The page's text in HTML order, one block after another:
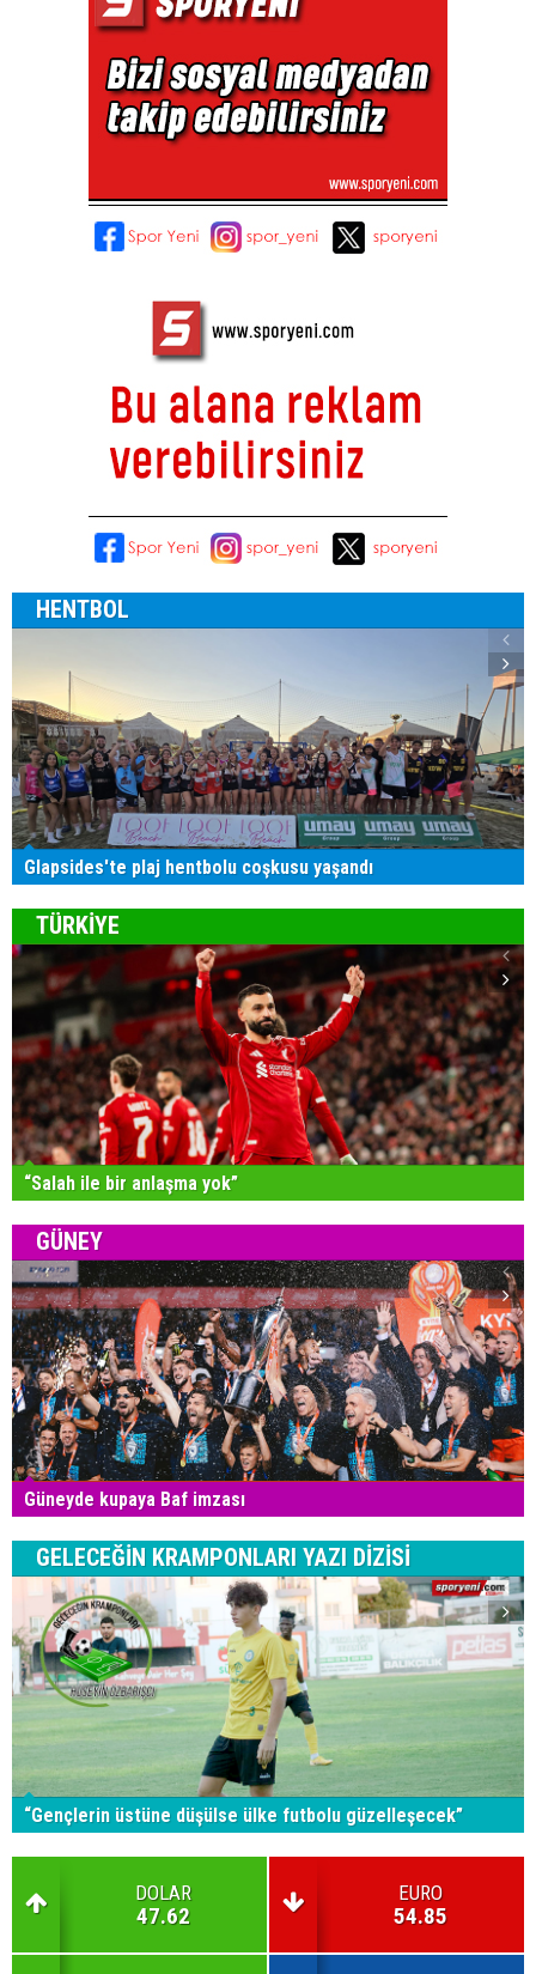
HENTBOL
Glapsides'te plaj hentbolu coşkusu yaşandı
TÜRKİYE
“Salah ile bir anlaşma yok”
GÜNEY
Güneyde kupaya Baf imzası
GELECEĞİN KRAMPONLARI YAZI DİZİSİ
“Gençlerin üstüne düşülse ülke futbolu güzelleşecek”
DOLAR
47.62
EURO
54.85